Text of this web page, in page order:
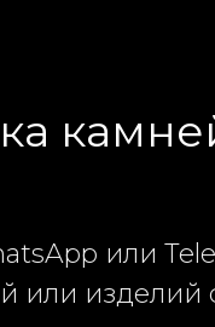
в
или
или изделий